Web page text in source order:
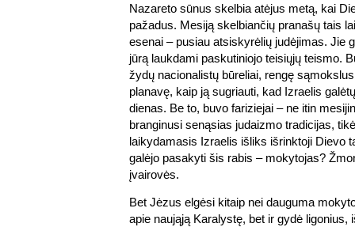
Nazareto sūnus skelbia atėjus metą, kai
pažadus. Mesiją skelbiančių pranašų tais
esenai – pusiau atsiskyrėlių judėjimas. Jie
jūrą laukdami paskutiniojo teisiųjų teismo.
žydų nacionalistų būreliai, rengę
planavę, kaip ją sugriauti, kad Izraelis
dienas. Be to, buvo fariziejai – ne itin
branginusi senąsias judaizmo tradicijas,
laikydamasis Izraelis išliks išrinktoji Dievo
galėjo pasakyti šis rabis – mokytojas?
įvairovės.
Bet Jėzus elgėsi kitaip nei dauguma
apie naująją Karalystę, bet ir gydė ligonius,